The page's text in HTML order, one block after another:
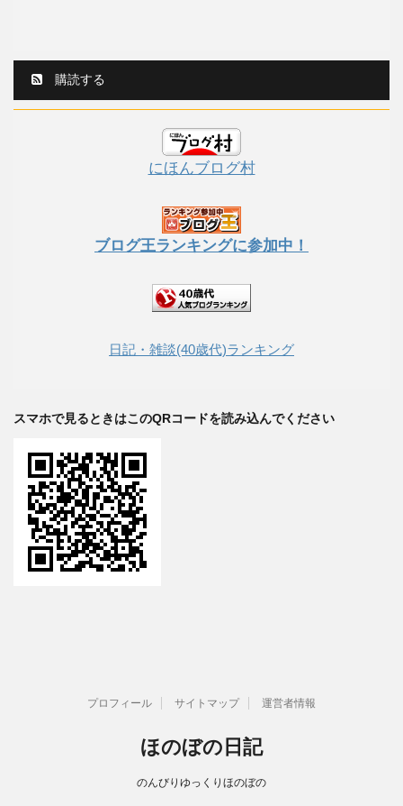
購読する
にほんブログ村
ブログ王ランキングに参加中！
日記・雑談(40歳代)ランキング
スマホで見るときはこのQRコードを読み込んでください
プロフィール サイトマップ 運営者情報
ほのぼの日記
のんびりゆっくりほのぼの